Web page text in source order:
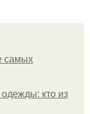
самых
кто из